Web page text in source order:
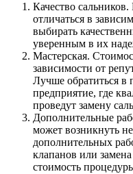
Качество
отличаться в
выбирать
уверенным в их
Мастерская.
зависимости от
Лучше обратиться в
предприятие, где
проведут замену
Дополнительные
может возникнуть
дополнительных
клапанов или
стоимость